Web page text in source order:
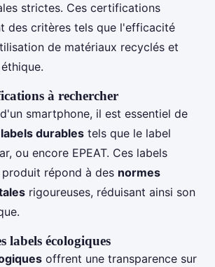
strictes. Ces certifications
des critères tels que l'efficacité
de matériaux recyclés et
à rechercher
smartphone, il est essentiel de
labels durables tels que le label
ou encore EPEAT. Ces labels
répond à des normes
rigoureuses, réduisant ainsi son
labels écologiques
offrent une transparence sur